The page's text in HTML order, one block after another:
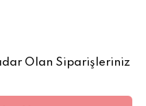
Olan Siparişleriniz